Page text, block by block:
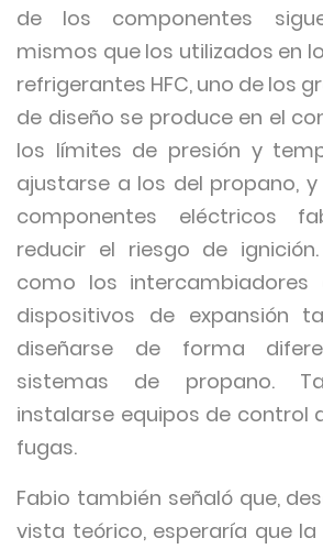
de los componentes
mismos que los utilizados en
refrigerantes HFC, uno de los
de diseño se produce en el
los límites de presión y
ajustarse a los del propano,
componentes eléctricos
reducir el riesgo de
como los
dispositivos de expansión
diseñarse de forma
sistemas de propano.
instalarse equipos de control
fugas.
Fabio también señaló que,
vista teórico, esperaría que